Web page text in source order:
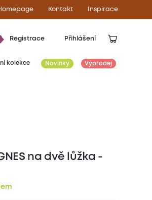
Kontakt Inspirace
Registrace Přihlášení
kolekce Novinky Výprodej
na dvě lůžka -